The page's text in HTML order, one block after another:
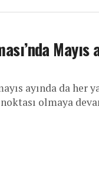
Mayıs
ayında da her
olmaya